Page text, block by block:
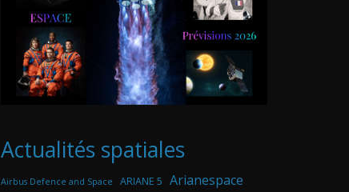
Actualités spatiales
Airbus Defence and Space ARIANE 5 Arianespace